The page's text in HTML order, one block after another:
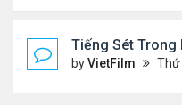
Tiếng Sét Trong
byVietFilm Thứ 3 Tháng 10